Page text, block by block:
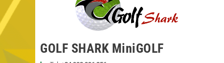
GOLF SHARK MiniGOLF